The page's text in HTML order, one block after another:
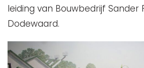
leiding van Bouwbedrijf Sander
Dodewaard.